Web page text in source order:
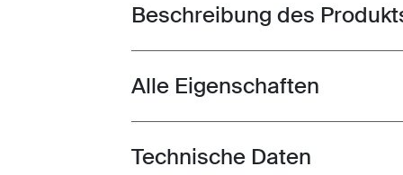
Toggle overview
Beschreibung des
Toggle features
Alle Eigenschaften
Toggle techspec
Technische Daten